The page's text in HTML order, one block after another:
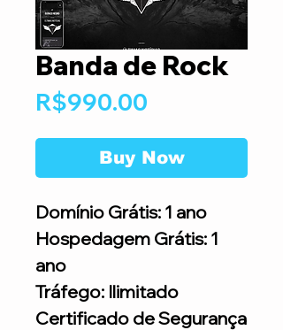
Banda de Rock
R$990.00
Buy Now
Domínio Grátis: 1 ano
Hospedagem Grátis: 1
ano
Tráfego: Ilimitado
Certificado de Segurança